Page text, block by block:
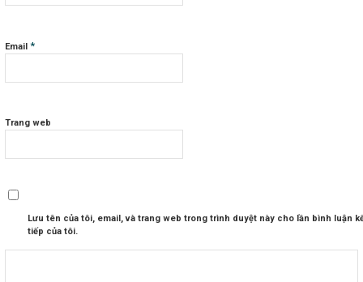
Email*
Trang web
Lưu tên của tôi, email, và trang web trong trình duyệt này cho lần bình luận
tiếp của tôi.